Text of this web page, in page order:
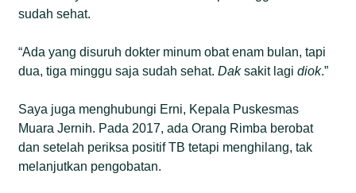
sudah sehat.
“Ada yang disuruh dokter minum obat enam bulan, tapi
dua, tiga minggu saja sudah sehat.Daksakit lagidiok.”
Saya juga menghubungi Erni, Kepala Puskesmas
Muara Jernih. Pada 2017, ada Orang Rimba berobat
dan setelah periksa positif TB tetapi menghilang, tak
melanjutkan pengobatan.